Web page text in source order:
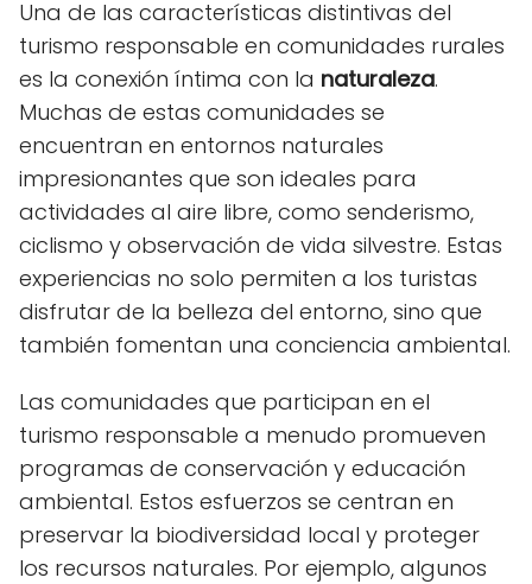
Una de las características distintivas del
turismo responsable en comunidades rurales
es la conexión íntima con la naturaleza.
Muchas de estas comunidades se
encuentran en entornos naturales
impresionantes que son ideales para
actividades al aire libre, como senderismo,
ciclismo y observación de vida silvestre. Estas
experiencias no solo permiten a los turistas
disfrutar de la belleza del entorno, sino que
también fomentan una conciencia ambiental.
Las comunidades que participan en el
turismo responsable a menudo promueven
programas de conservación y educación
ambiental. Estos esfuerzos se centran en
preservar la biodiversidad local y proteger
los recursos naturales. Por ejemplo, algunos